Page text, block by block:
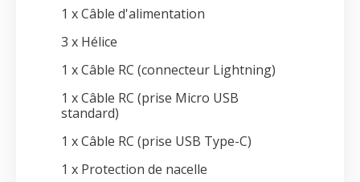
1 x Câble d'alimentation
3 x Hélice
1 x Câble RC (connecteur Lightning)
1 x Câble RC (prise Micro USB
standard)
1 x Câble RC (prise USB Type-C)
1 x Protection de nacelle